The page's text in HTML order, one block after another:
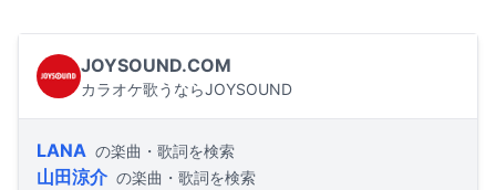
JOYSOUND.COM
カラオケ歌うならJOYSOUND
LANA の楽曲・歌詞を検索
山田涼介 の楽曲・歌詞を検索